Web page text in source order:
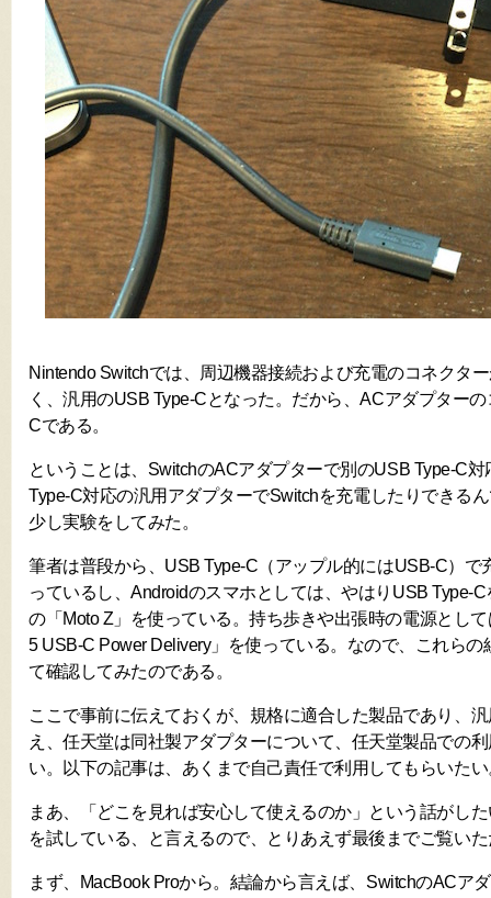
Nintendo Switchでは、周辺機器接続および充電のコネクタ
く、汎用のUSB Type-Cとなった。だから、ACアダプター
Cである。
ということは、SwitchのACアダプターで別のUSB Type-C
Type-C対応の汎用アダプターでSwitchを充電したりできる
少し実験をしてみた。
筆者は普段から、USB Type-C（アップル的にはUSB-C）で
っているし、Androidのスマホとしては、やはりUSB Type-
の「Moto Z」を使っている。持ち歩きや出張時の電源とし
5 USB-C Power Delivery」を使っている。なので、これら
て確認してみたのである。
ここで事前に伝えておくが、規格に適合した製品であり、
え、任天堂は同社製アダプターについて、任天堂製品での
い。以下の記事は、あくまで自己責任で利用してもらいたい
まあ、「どこを見れば安心して使えるのか」という話がし
を試している、と言えるので、とりあえず最後までご覧い
まず、MacBook Proから。結論から言えば、SwitchのACア